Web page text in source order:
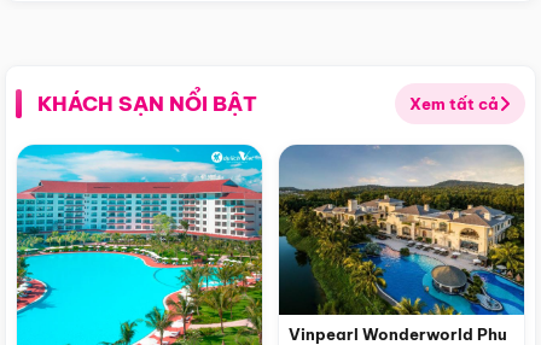
KHÁCH SẠN NỔI BẬT Xem tất cả
Vinpearl Wonderworld Phu